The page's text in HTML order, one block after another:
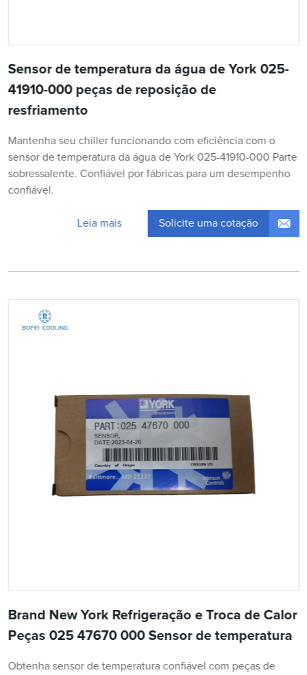
Sensor de temperatura da água de York 025-
41910-000 peças de reposição de
resfriamento
Mantenha seu chiller funcionando com eficiência com o
sensor de temperatura da água de York 025-41910-000 Parte
sobressalente. Confiável por fábricas para um desempenho
confiável.
Leia mais Solicite uma cotação
Brand New York Refrigeração e Troca de Calor
Peças 025 47670 000 Sensor de temperatura
Obtenha sensor de temperatura confiável com peças de